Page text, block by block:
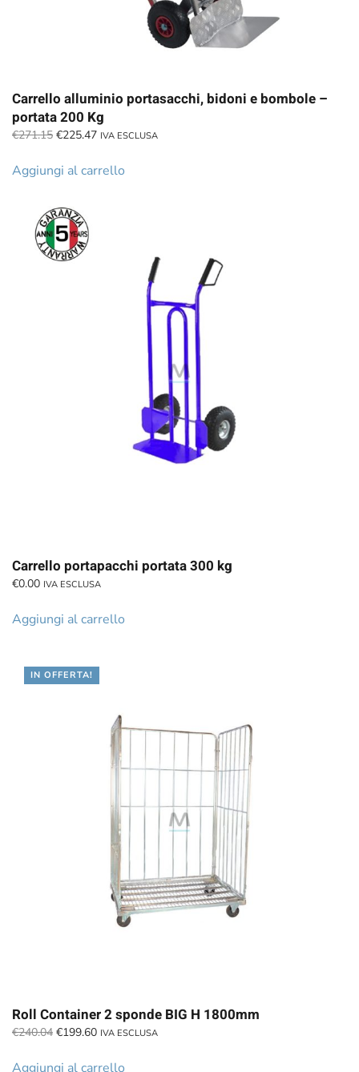
Carrello alluminio portasacchi, bidoni e bombole –
portata 200 Kg
€271.15 Il
originale
€225.47Il
attuale
IVA ESCLUSA
Aggiungi al carrello
Carrello portapacchi portata 300 kg
€0.00 IVA ESCLUSA
Aggiungi al carrello
IN OFFERTA!
Roll Container 2 sponde BIG H 1800mm
€240.04 Il
originale
€199.60Il
attuale
IVA ESCLUSA
Aggiungi al carrello